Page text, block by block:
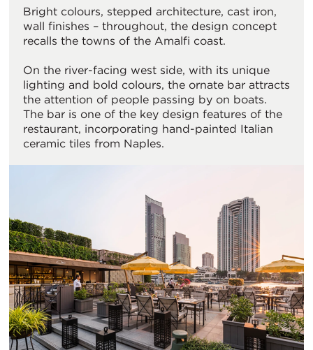
Bright colours, stepped architecture, cast iron,
wall finishes – throughout, the design concept
recalls the towns of the Amalfi coast.
On the river-facing west side, with its unique
lighting and bold colours, the ornate bar attracts
the attention of people passing by on boats.
The bar is one of the key design features of the
restaurant, incorporating hand-painted Italian
ceramic tiles from Naples.